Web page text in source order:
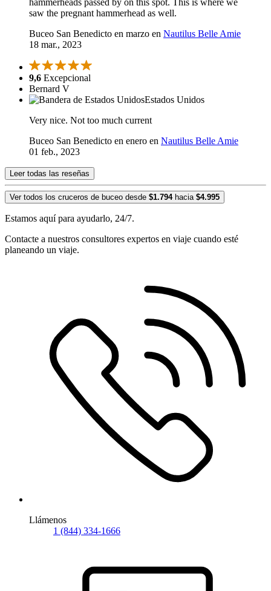
hammerheads passed by on this spot. This is where we
saw the pregnant hammerhead as well.
Buceo San Benedicto en marzo en Nautilus Belle Amie
18 mar., 2023
9,6 Excepcional
Bernard V
Estados Unidos
Very nice. Not too much current
Buceo San Benedicto en enero en Nautilus Belle Amie
01 feb., 2023
Leer todas las reseñas
Ver todos los cruceros de buceo desde $1.794hacia $4.995
Estamos aquí para ayudarlo, 24/7.
Contacte a nuestros consultores expertos en viaje cuando esté
planeando un viaje.
Llámenos
1 (844) 334-1666